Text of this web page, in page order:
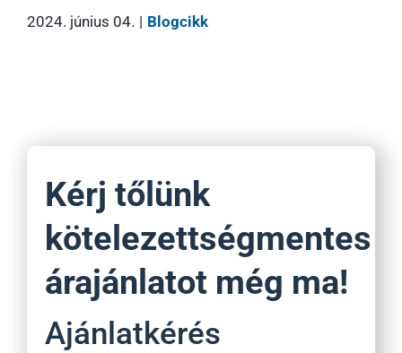
2024. június 04. | Blogcikk
Kérj tőlünk
kötelezettségmentes
árajánlatot még ma!
Ajánlatkérés